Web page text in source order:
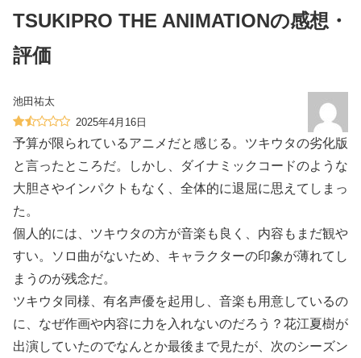
TSUKIPRO THE ANIMATIONの感想・
評価
池田祐太
2025年4月16日
予算が限られているアニメだと感じる。ツキウタの劣化版
と言ったところだ。しかし、ダイナミックコードのような
大胆さやインパクトもなく、全体的に退屈に思えてしまっ
た。
個人的には、ツキウタの方が音楽も良く、内容もまだ観や
すい。ソロ曲がないため、キャラクターの印象が薄れてし
まうのが残念だ。
ツキウタ同様、有名声優を起用し、音楽も用意しているの
に、なぜ作画や内容に力を入れないのだろう？花江夏樹が
出演していたのでなんとか最後まで見たが、次のシーズン